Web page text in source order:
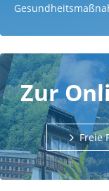
Zur
Freie